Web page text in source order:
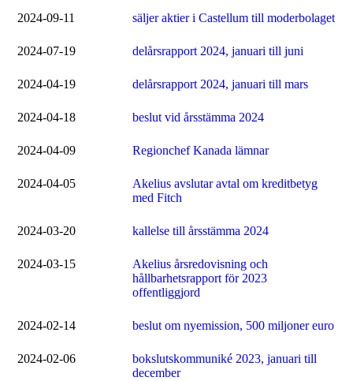
2024-09-11 säljer aktier i Castellum till moderbolaget
2024-07-19 delårsrapport 2024, januari till juni
2024-04-19 delårsrapport 2024, januari till mars
2024-04-18 beslut vid årsstämma 2024
2024-04-09 Regionchef Kanada lämnar
2024-04-05
Akelius avslutar avtal om kreditbetyg
med Fitch
2024-03-20 kallelse till årsstämma 2024
2024-03-15
Akelius årsredovisning och
hållbarhetsrapport för 2023
offentliggjord
2024-02-14 beslut om nyemission, 500 miljoner euro
2024-02-06
bokslutskommuniké 2023, januari till
december